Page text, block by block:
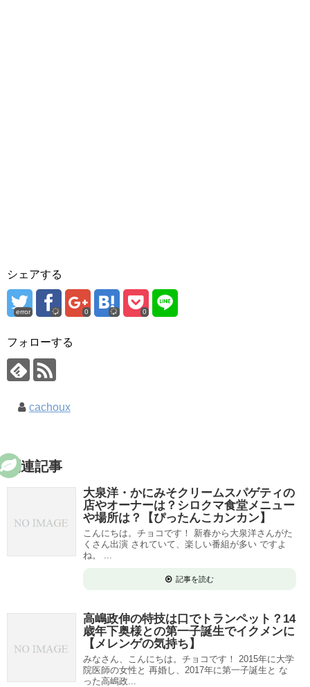
シェアする
error 0 0
フォローする
cachoux
関連記事
大泉洋・かにみそクリームスパゲティの
店やオーナーは？シロクマ食堂メニュー
や場所は？【ぴったんこカンカン】
こんにちは。チョコです！ 新春から大泉洋さんがた
くさん出演 されていて、楽しい番組が多い ですよ
ね。 ...
記事を読む
高嶋政伸の特技は口でトランペット？14
歳年下奥様との第一子誕生でイクメンに
【メレンゲの気持ち】
みなさん、こんにちは。チョコです！ 2015年に大学
院医師の女性と 再婚し、2017年に第一子誕生と な
った高嶋政...